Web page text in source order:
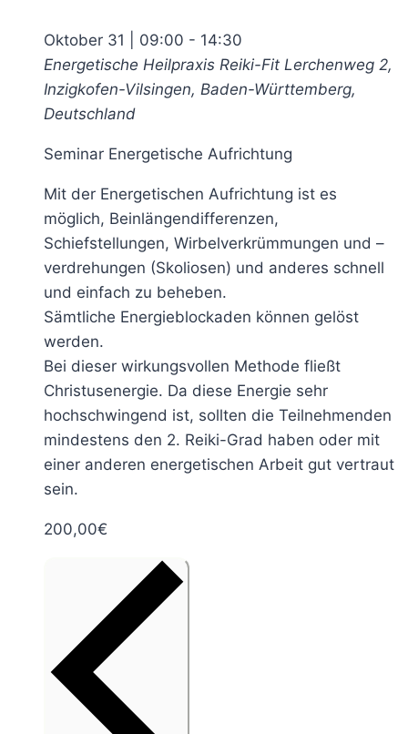
Oktober 31 | 09:00 - 14:30
Energetische Heilpraxis Reiki-Fit Lerchenweg 2,
Inzigkofen-Vilsingen, Baden-Württemberg,
Deutschland
Seminar Energetische Aufrichtung
Mit der Energetischen Aufrichtung ist es
möglich, Beinlängendifferenzen,
Schiefstellungen, Wirbelverkrümmungen und –
verdrehungen (Skoliosen) und anderes schnell
und einfach zu beheben.
Sämtliche Energieblockaden können gelöst
werden.
Bei dieser wirkungsvollen Methode fließt
Christusenergie. Da diese Energie sehr
hochschwingend ist, sollten die Teilnehmenden
mindestens den 2. Reiki-Grad haben oder mit
einer anderen energetischen Arbeit gut vertraut
sein.
200,00€